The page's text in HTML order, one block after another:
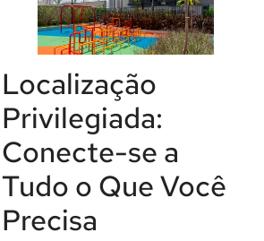
Localização
Privilegiada:
Conecte-se a
Tudo o Que Você
Precisa